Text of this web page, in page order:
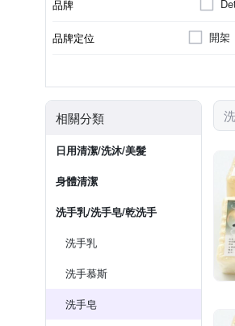
品牌
品牌定位 開架
相關分類
日用清潔/洗沐/美髮
身體清潔
洗手乳/洗手皂/乾洗手
洗手乳
洗手慕斯
洗手皂